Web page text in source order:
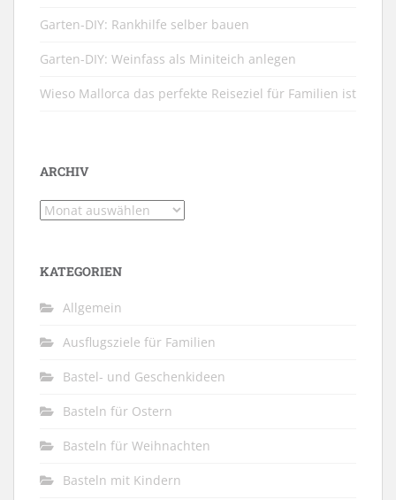
Garten-DIY: Rankhilfe selber bauen
Garten-DIY: Weinfass als Miniteich anlegen
Wieso Mallorca das perfekte Reiseziel für Familien ist
ARCHIV
Archiv
KATEGORIEN
Allgemein
Ausflugsziele für Familien
Bastel- und Geschenkideen
Basteln für Ostern
Basteln für Weihnachten
Basteln mit Kindern